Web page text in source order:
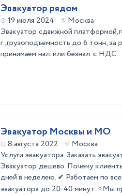
Эвакуатор рядом
19 июля 2024
Москва
Эвакуатор сдвижной
г.,грузоподъемность до 6 тонн,
принимаем нал. или безнал. с НДС.
Эвакуатор Москвы и МО
8 августа 2022
Москва
Услуги эвакуатора. Заказать
Эвакуатор дешево. Почему
дней в неделею. ✔ Работаем по
эвакуатора до 20-40 минут. ⭐Мы